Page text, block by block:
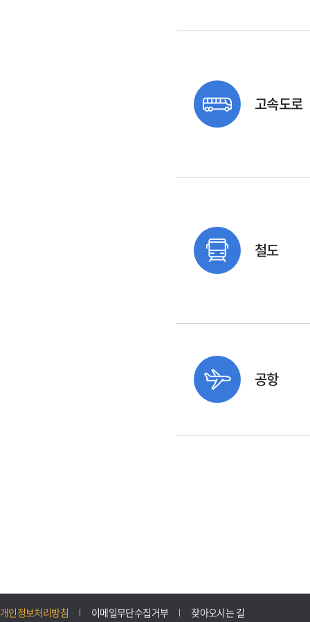
고속도로
철도
공항
개인정보처리방침 이메일무단수집거부 찾아오시는 길